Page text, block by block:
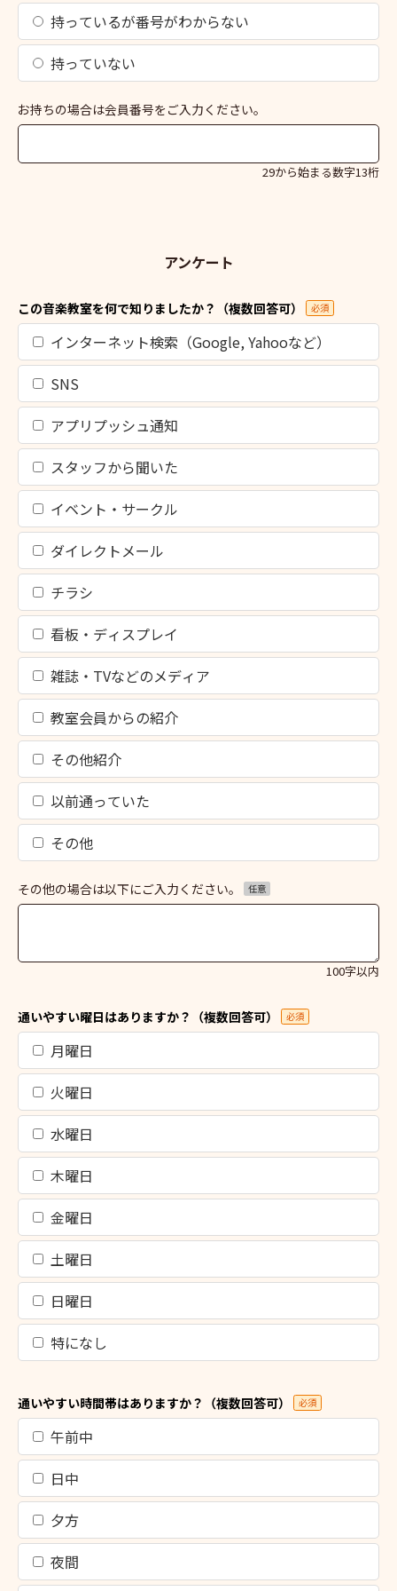
持っているが番号がわからない
持っていない
お持ちの場合は会員番号をご入力ください。
29から始まる数字13桁
アンケート
この音楽教室を何で知りましたか？（複数回答可） 必須
インターネット検索（Google, Yahooなど）
SNS
アプリプッシュ通知
スタッフから聞いた
イベント・サークル
ダイレクトメール
チラシ
看板・ディスプレイ
雑誌・TVなどのメディア
教室会員からの紹介
その他紹介
以前通っていた
その他
その他の場合は以下にご入力ください。 任意
100字以内
通いやすい曜日はありますか？（複数回答可） 必須
月曜日
火曜日
水曜日
木曜日
金曜日
土曜日
日曜日
特になし
通いやすい時間帯はありますか？（複数回答可） 必須
午前中
日中
夕方
夜間